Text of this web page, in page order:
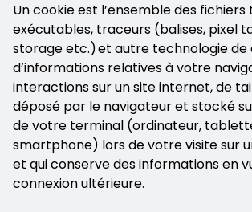
Un cookie est l’ensemble des
exécutables, traceurs (balises, pixel
storage etc.) et autre technologie
d’informations relatives à votre
interactions sur un site internet, de
déposé par le navigateur et stocké
de votre terminal (ordinateur,
smartphone) lors de votre visite sur
et qui conserve des informations en
connexion ultérieure.